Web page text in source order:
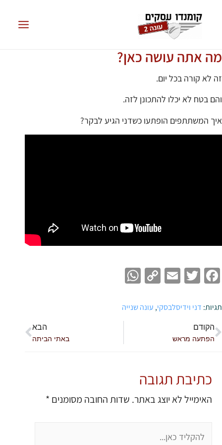
מה אתה עושה כאן?
זה לא קורה בכל יום.
והם בטח לא יכלו להתכונן לזה.
איך המשתתפים הופתעו כשדני הגיע לבקר?
Facebook
Twitter
Email
Copy
תגיות: דני וידיסלבסקי, עונה שנייה
הקודם
הפתעה מראש
הבא
באתי הביתה
כתיבת תגובה
האימייל לא יוצג באתר. שדות החובה מסומנים *